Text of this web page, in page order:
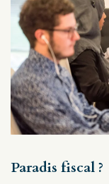
Paradis fiscal ?